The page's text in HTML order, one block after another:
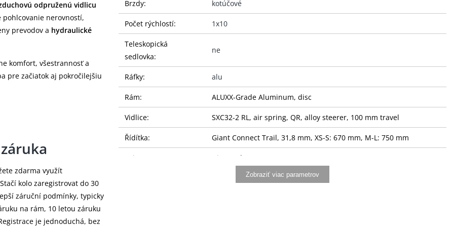
odpruženú vidlicu
nerovností,
prevodov a hydraulické
komfort, všestrannosť a
pre začiatok aj pokročilejšiu
zdarma využít
kolo zaregistrovat do 30
záruční podmínky, typicky
na rám, 10 letou záruku
je jednoduchá, bez
Brzdy: kotúčové
Počet rýchlostí: 1x10
Teleskopická
sedlovka:
ne
Ráfky: alu
Rám: ALUXX-Grade Aluminum, disc
Vidlice: SXC32-2 RL, air spring, QR, alloy steerer, 100 mm travel
Řídítka: Giant Connect Trail, 31,8 mm, XS-S: 670 mm, M-L: 750 mm
Gripy: Giant Sole-O
Giant Sport, 7-degree, XS-S: 40 mm , M-L: 50 mm
Zobraziť viac parametrov